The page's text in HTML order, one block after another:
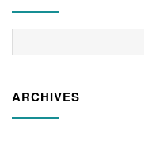
ARCHIVES